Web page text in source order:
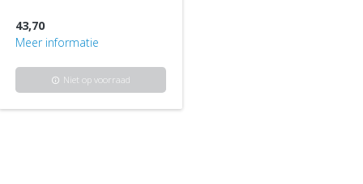
43,70
Meer informatie
info Niet op voorraad